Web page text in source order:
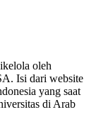
oleh
Isi dari website
yang saat
di Arab